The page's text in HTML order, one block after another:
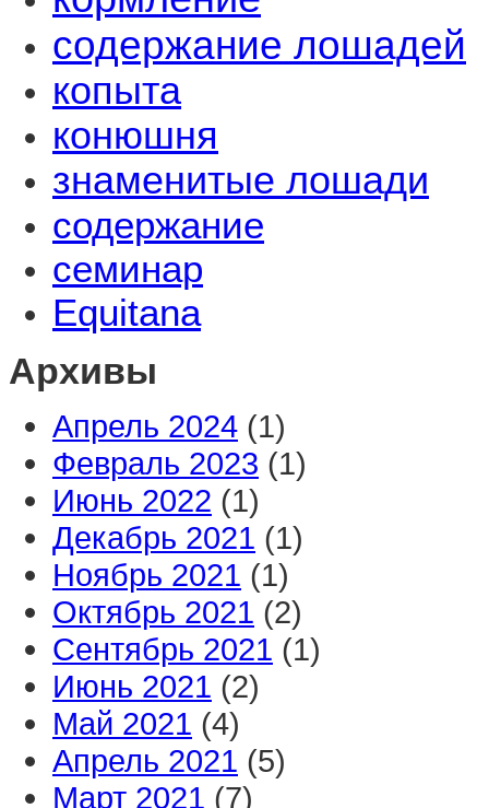
содержание лошадей
копыта
конюшня
знаменитые лошади
содержание
семинар
Equitana
Архивы
Апрель 2024 (1)
Февраль 2023 (1)
Июнь 2022 (1)
Декабрь 2021 (1)
Ноябрь 2021 (1)
Октябрь 2021 (2)
Сентябрь 2021 (1)
Июнь 2021 (2)
Май 2021 (4)
Апрель 2021 (5)
Март 2021 (7)